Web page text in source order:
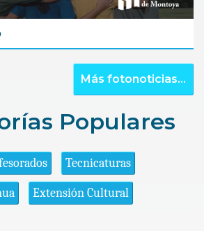
Más fotonoticias...
Populares
Tecnicaturas
Extensión Cultural